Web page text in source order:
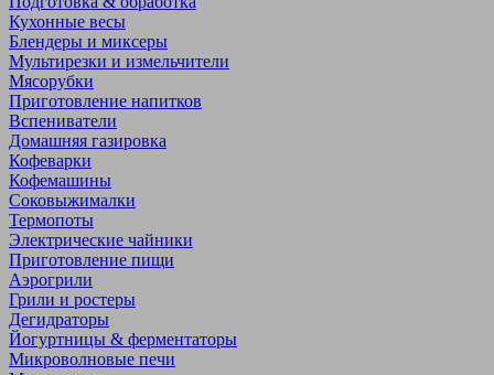
Кухонные весы
Блендеры и миксеры
Мультирезки и измельчители
Мясорубки
Приготовление напитков
Вспениватели
Домашняя газировка
Кофеварки
Кофемашины
Соковыжималки
Термопоты
Электрические чайники
Приготовление пищи
Аэрогрили
Грили и ростеры
Дегидраторы
Йогуртницы & ферментаторы
Микроволновые печи